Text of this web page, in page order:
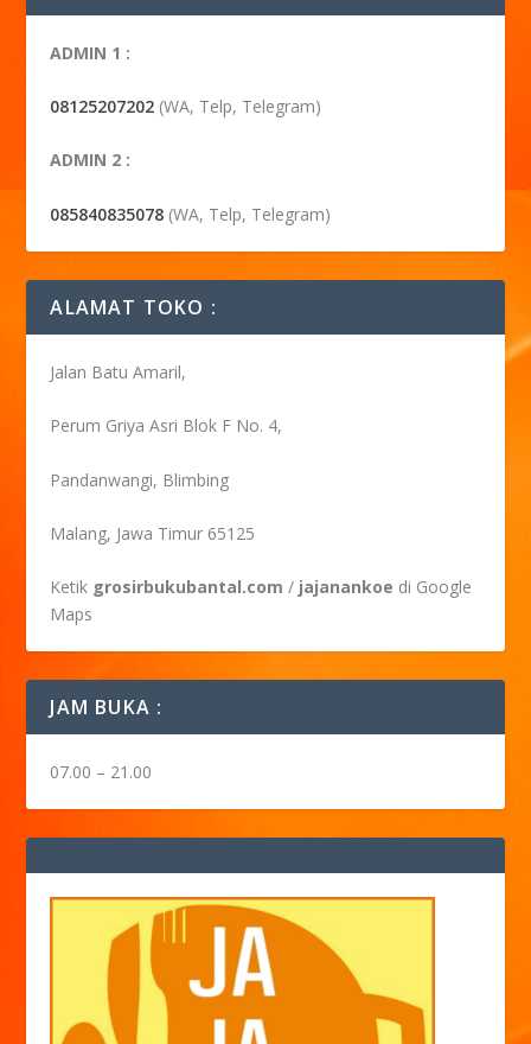
ADMIN 1 :
08125207202 (WA, Telp, Telegram)
ADMIN 2 :
085840835078 (WA, Telp, Telegram)
ALAMAT TOKO :
Jalan Batu Amaril,
Perum Griya Asri Blok F No. 4,
Pandanwangi, Blimbing
Malang, Jawa Timur 65125
Ketik grosirbukubantal.com / jajanankoe di Google
Maps
JAM BUKA :
07.00 – 21.00